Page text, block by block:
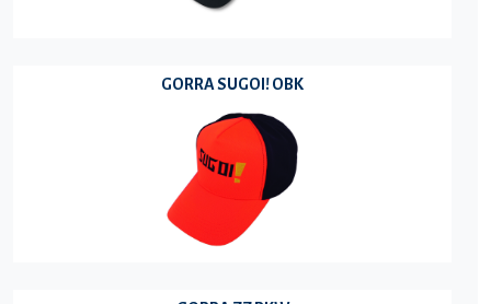
GORRA SUGOI! OBK